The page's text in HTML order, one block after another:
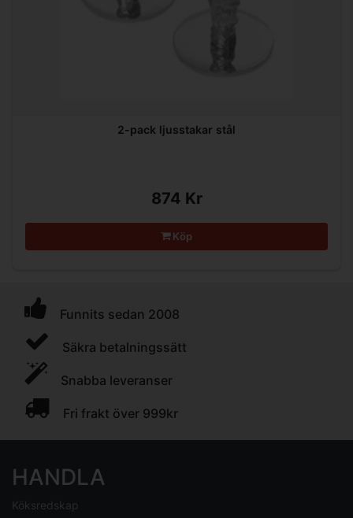
2-pack ljusstakar stål
874 Kr
Köp
Funnits sedan 2008
Säkra betalningssätt
Snabba leveranser
Fri frakt över 999kr
HANDLA
Köksredskap